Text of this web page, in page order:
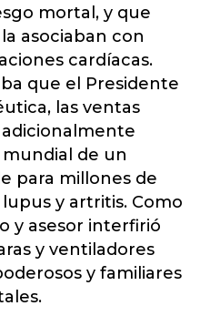
mortal, y que
asociaban con
cardíacas.
que el Presidente
las ventas
de un
para millones de
y artritis. Como
y asesor interfirió
y ventiladores
y familiares